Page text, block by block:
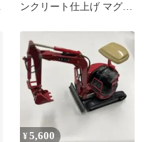
ンクリート仕上げ マグネ
¥5,600